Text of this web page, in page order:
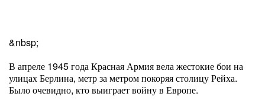
&nbsp;
В апреле 1945 года Красная Армия вела жестокие бои на
улицах Берлина, метр за метром покоряя столицу Рейха.
Было очевидно, кто выиграет войну в Европе.